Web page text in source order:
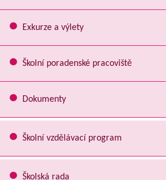
Exkurze a výlety
Školní poradenské pracoviště
Dokumenty
Školní vzdělávací program
Školská rada